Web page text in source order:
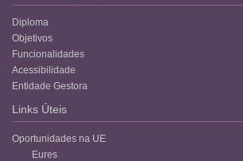
Diploma
Objetivos
Funcionalidades
Acessibilidade
Entidade Gestora
Links Úteis
Oportunidades na UE
Eures